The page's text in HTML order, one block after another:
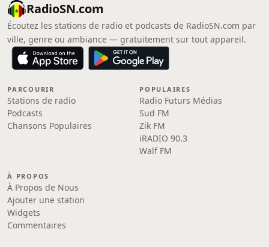
RadioSN.com
Écoutez les stations de radio et podcasts de RadioSN.com par
ville, genre ou ambiance — gratuitement sur tout appareil.
PARCOURIR
Stations de radio
Podcasts
Chansons Populaires
POPULAIRES
Radio Futurs Médias
Sud FM
Zik FM
iRADIO 90.3
Walf FM
À PROPOS
À Propos de Nous
Ajouter une station
Widgets
Commentaires